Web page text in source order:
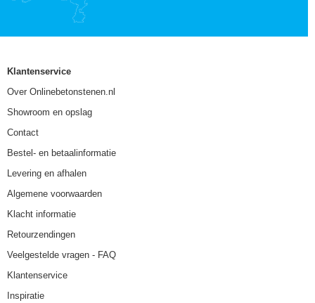
Klantenservice
Over Onlinebetonstenen.nl
Showroom en opslag
Contact
Bestel- en betaalinformatie
Levering en afhalen
Algemene voorwaarden
Klacht informatie
Retourzendingen
Veelgestelde vragen - FAQ
Klantenservice
Inspiratie